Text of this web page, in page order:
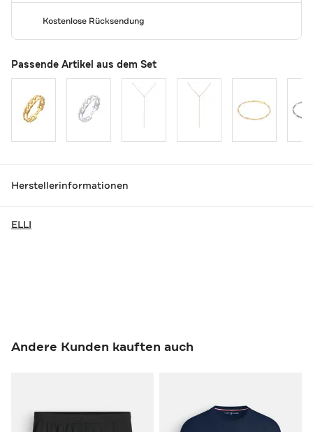
Kostenlose Rücksendung
Passende Artikel aus dem Set
Herstellerinformationen
ELLI
Andere Kunden kauften auch